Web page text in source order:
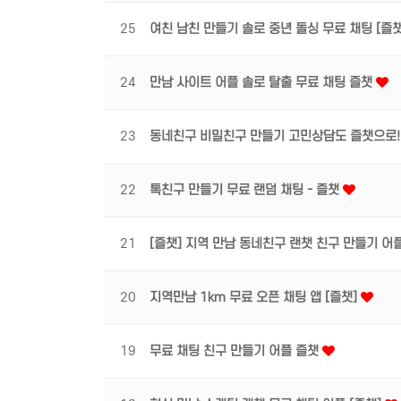
25 여친 남친 만들기 솔로 중년 돌싱 무료 채팅 [즐
24 만남 사이트 어플 솔로 탈출 무료 채팅 즐챗
23 동네친구 비밀친구 만들기 고민상담도 즐챗으로!
22 톡친구 만들기 무료 랜덤 채팅 - 즐챗
21 [즐챗] 지역 만남 동네친구 랜챗 친구 만들기 어
20 지역만남 1km 무료 오픈 채팅 앱 [즐챗]
19 무료 채팅 친구 만들기 어플 즐챗